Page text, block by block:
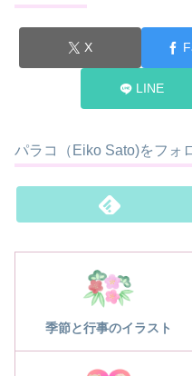
X
LINE
パラコ（Eiko Sato)をフォ
季節と行事のイラスト